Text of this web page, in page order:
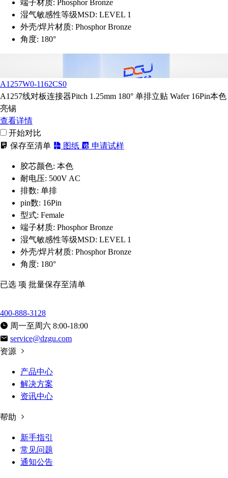
端子材质: Phosphor Bronze
湿气敏感性等级MSD: LEVEL 1
外壳/焊片材质: Phosphor Bronze
角度: 180°
A1257W0-1162CS0
A1257线对板连接器Pitch 1.25mm 180° 单排立贴 Wafer 16Pin本色
亮锡
查看详情
开始对比
保存至清单
图纸 申请试样
胶芯颜色: 本色
耐电压: 500V AC
排数: 单排
pin数: 16Pin
型式: Female
端子材质: Phosphor Bronze
湿气敏感性等级MSD: LEVEL 1
外壳/焊片材质: Phosphor Bronze
角度: 180°
已选 项 批量保存至清单
400-888-3128
周一至周六 8:00-18:00
service@dzgu.com
资源
产品中心
解决方案
资讯中心
帮助
新手指引
常见问题
通知公告